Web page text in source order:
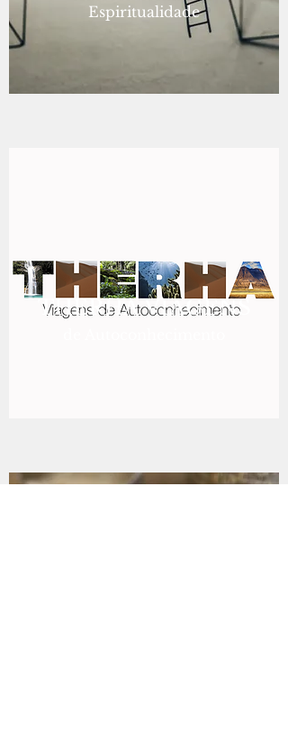
Espiritualidade
THERHA VIAGENS